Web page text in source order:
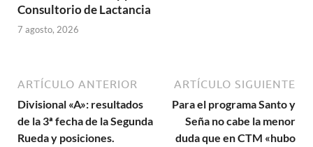
Consultorio de Lactancia
7 agosto, 2026
ARTÍCULO ANTERIOR
Divisional «A»: resultados
de la 3ª fecha de la Segunda
Rueda y posiciones.
ARTÍCULO SIGUIENTE
Para el programa Santo y
Seña no cabe la menor
duda que en CTM «hubo